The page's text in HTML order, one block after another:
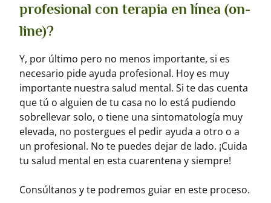
profesional con terapia en línea (on-
line)?
Y, por último pero no menos importante, si es
necesario pide ayuda profesional. Hoy es muy
importante nuestra salud mental. Si te das cuenta
que tú o alguien de tu casa no lo está pudiendo
sobrellevar solo, o tiene una sintomatología muy
elevada, no postergues el pedir ayuda a otro o a
un profesional. No te puedes dejar de lado. ¡Cuida
tu salud mental en esta cuarentena y siempre!
Consúltanos y te podremos guiar en este proceso.